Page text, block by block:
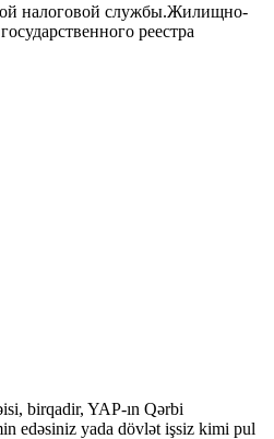
налоговой службы.Жилищно-
реестра
birqadir, YAP-ın Qərbi
edəsiniz yada dövlət işsiz kimi pul